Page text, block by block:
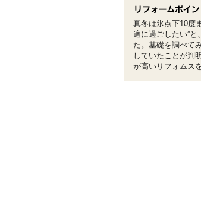
真冬は氷点下10度
適に過ごしたい”
た。基礎を調べて
していたことが判
が高いリフォムス